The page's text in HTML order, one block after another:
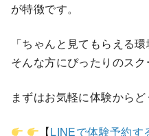
が特徴です。
「ちゃんと見てもらえる環
そんな方にぴったりのスク
まずはお気軽に体験から
【LINEで体験予約す